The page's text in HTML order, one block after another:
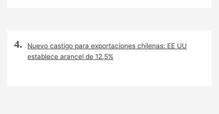
Nuevo castigo para exportaciones chilenas: EE UU
establece arancel de 12,5%